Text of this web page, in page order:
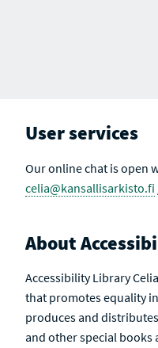
User services
Our online chat is open
celia@kansallisarkisto.fi
About
Accessibility Library
that promotes equality
produces and
and other special books